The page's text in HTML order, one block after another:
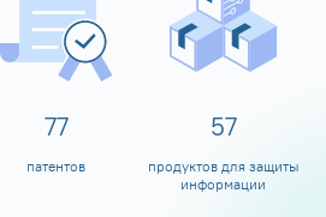
80
патентов
60
продуктов для защиты
информации